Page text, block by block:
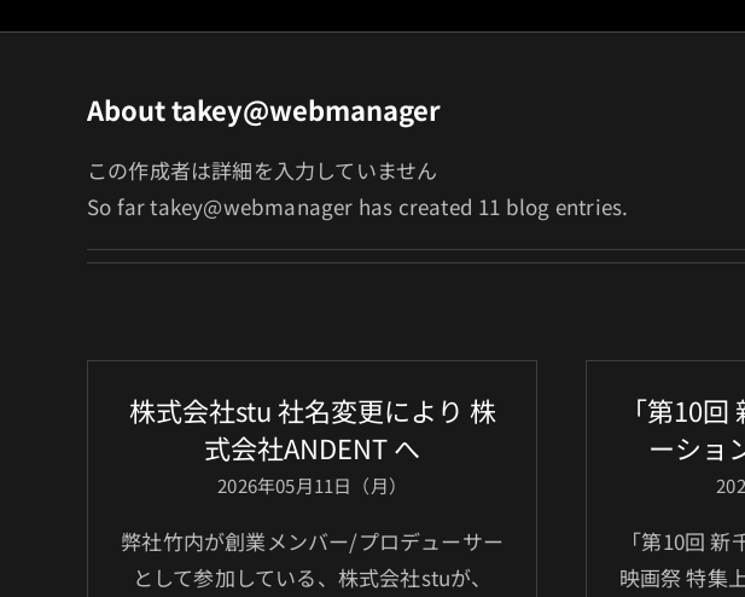
Abouttakey@webmanager
この作成者は詳細を入力していません
So far takey@webmanager has created 11 blog entries.
株式会社stu 社名変更により 株
式会社ANDENT へ
2026年05月11日（月）
弊社竹内が創業メンバー/プロデューサー
として参加している、株式会社stuが、
「第10
ーショ
「第10回
映画祭 特集